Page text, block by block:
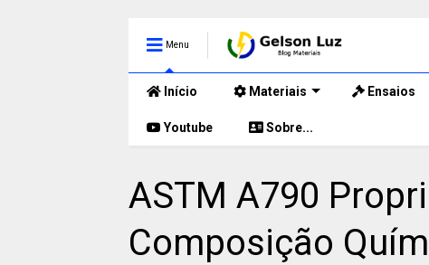
Menu
Início Materiais Ensaios
Youtube Sobre...
ASTM A790
Composição